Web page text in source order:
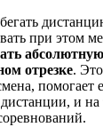
при этом
абсолютную
отрезке.
помогает
и